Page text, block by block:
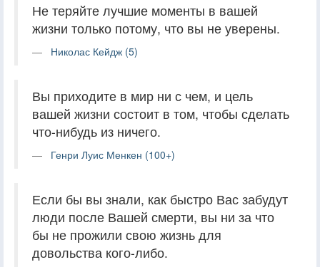
Не теряйте лучшие моменты в вашей
жизни только потому, что вы не уверены.
Николас Кейдж (5)
Вы приходите в мир ни с чем, и цель
вашей жизни состоит в том, чтобы сделать
что-нибудь из ничего.
Генри Луис Менкен (100+)
Если бы вы знали, как быстро Вас забудут
люди после Вашей смерти, вы ни за что
бы не прожили свою жизнь для
довольства кого-либо.